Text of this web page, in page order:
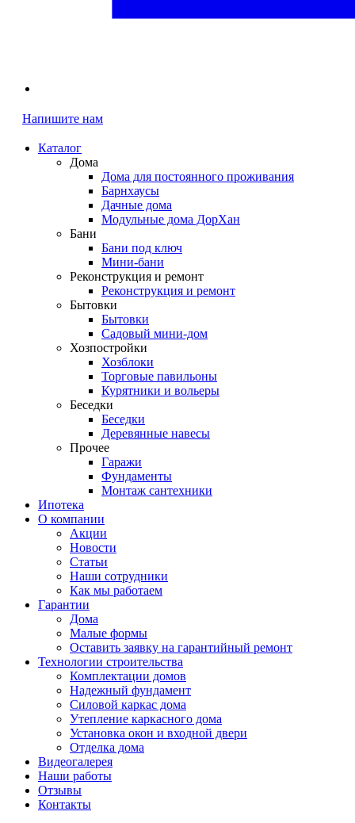
Напишите нам
Каталог
Дома
Дома для постоянного проживания
Барнхаусы
Дачные дома
Модульные дома ДорХан
Бани
Бани под ключ
Мини-бани
Реконструкция и ремонт
Реконструкция и ремонт
Бытовки
Бытовки
Садовый мини-дом
Хозпостройки
Хозблоки
Торговые павильоны
Курятники и вольеры
Беседки
Беседки
Деревянные навесы
Прочее
Гаражи
Фундаменты
Монтаж сантехники
Ипотека
О компании
Акции
Новости
Статьи
Наши сотрудники
Как мы работаем
Гарантии
Дома
Малые формы
Оставить заявку на гарантийный ремонт
Технологии строительства
Комплектации домов
Надежный фундамент
Силовой каркас дома
Утепление каркасного дома
Установка окон и входной двери
Отделка дома
Видеогалерея
Наши работы
Отзывы
Контакты